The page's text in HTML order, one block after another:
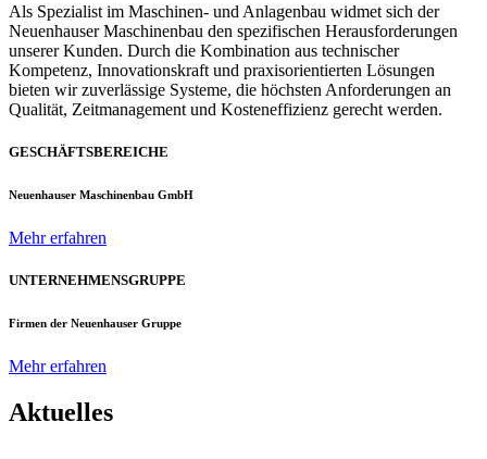
Als Spezialist im Maschinen- und Anlagenbau widmet sich der
Neuenhauser Maschinenbau den spezifischen Herausforderungen
unserer Kunden. Durch die Kombination aus technischer
Kompetenz, Innovationskraft und praxisorientierten Lösungen
bieten wir zuverlässige Systeme, die höchsten Anforderungen an
Qualität, Zeitmanagement und Kosteneffizienz gerecht werden.
GESCHÄFTSBEREICHE
Neuenhauser Maschinenbau GmbH
Mehr erfahren
UNTERNEHMENSGRUPPE
Firmen der Neuenhauser Gruppe
Mehr erfahren
Aktuelles